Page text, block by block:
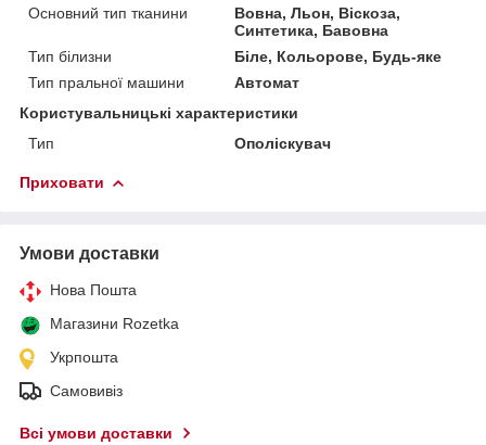
Основний тип тканини
Вовна, Льон, Віскоза,
Синтетика, Бавовна
Тип білизни
Біле, Кольорове, Будь-яке
Тип пральної машини
Автомат
Користувальницькі характеристики
Тип
Ополіскувач
Приховати
Умови доставки
Нова Пошта
Магазини Rozetka
Укрпошта
Самовивіз
Всі умови доставки